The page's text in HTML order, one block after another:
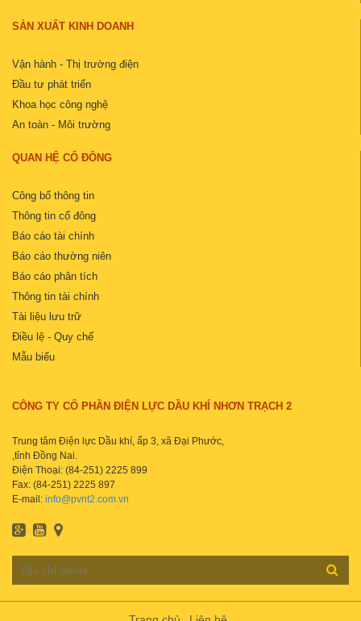
SẢN XUẤT KINH DOANH
Vận hành - Thị trường điện
Đầu tư phát triển
Khoa học công nghệ
An toàn - Môi trường
QUAN HỆ CỔ ĐÔNG
Công bố thông tin
Thông tin cổ đông
Báo cáo tài chính
Báo cáo thường niên
Báo cáo phân tích
Thông tin tài chính
Tài liệu lưu trữ
Điều lệ - Quy chế
Mẫu biểu
CÔNG TY CỔ PHẦN ĐIỆN LỰC DẦU KHÍ NHƠN TRẠCH 2
Trung tâm Điện lực Dầu khí, ấp 3, xã Đại Phước,
,tỉnh Đồng Nai.
Điện Thoại: (84-251) 2225 899
Fax: (84-251) 2225 897
E-mail: info@pvnt2.com.vn